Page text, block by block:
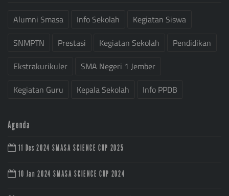
Alumni Smasa Info Sekolah
Kegiatan Siswa
SNMPTN
Prestasi Kegiatan Sekolah
Pendidikan
Ekstrakurikuler
SMA Negeri 1 Jember
Kegiatan Guru
Kepala Sekolah Info PPDB
Agenda
11 Des 2024 SMASA SCIENCE CUP 2025
10 Jan 2024 SMASA SCIENCE CUP 2024